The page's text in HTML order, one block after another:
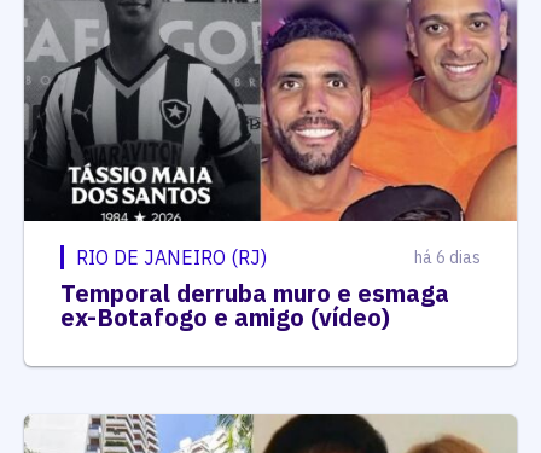
RIO DE JANEIRO (RJ) há 6 dias
Temporal derruba muro e esmaga
ex-Botafogo e amigo (vídeo)